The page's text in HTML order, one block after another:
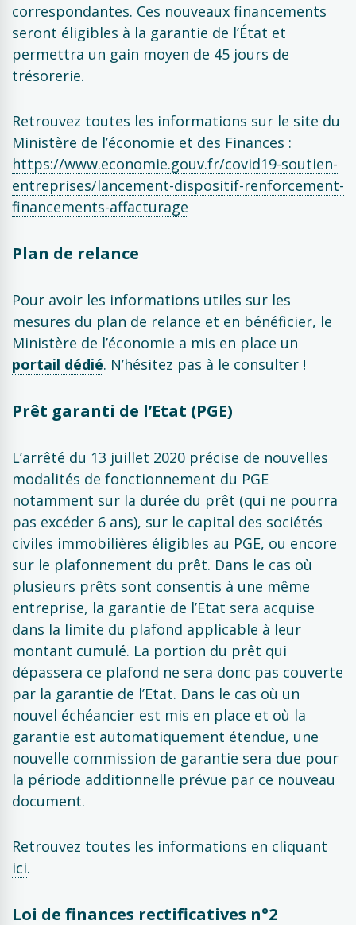
correspondantes. Ces nouveaux financements
seront éligibles à la garantie de l’État et
permettra un gain moyen de 45 jours de
trésorerie.
Retrouvez toutes les informations sur le site du
Ministère de l’économie et des Finances :
https://www.economie.gouv.fr/covid19-soutien-
entreprises/lancement-dispositif-renforcement-
financements-affacturage
Plan de relance
Pour avoir les informations utiles sur les
mesures du plan de relance et en bénéficier, le
Ministère de l’économie a mis en place un
portail dédié. N’hésitez pas à le consulter !
Prêt garanti de l’Etat (PGE)
L’arrêté du 13 juillet 2020 précise de nouvelles
modalités de fonctionnement du PGE
notamment sur la durée du prêt (qui ne pourra
pas excéder 6 ans), sur le capital des sociétés
civiles immobilières éligibles au PGE, ou encore
sur le plafonnement du prêt. Dans le cas où
plusieurs prêts sont consentis à une même
entreprise, la garantie de l’Etat sera acquise
dans la limite du plafond applicable à leur
montant cumulé. La portion du prêt qui
dépassera ce plafond ne sera donc pas couverte
par la garantie de l’Etat. Dans le cas où un
nouvel échéancier est mis en place et où la
garantie est automatiquement étendue, une
nouvelle commission de garantie sera due pour
la période additionnelle prévue par ce nouveau
document.
Retrouvez toutes les informations en cliquant
ici.
Loi de finances rectificatives n°2